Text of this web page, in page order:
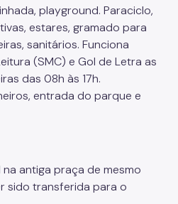
Ambiental
de Conduta
playground. Paraciclo,
estares, gramado para
sanitários. Funciona
(SMC) e Gol de Letra as
das 08h às 17h.
entrada do parque e
antiga praça de mesmo
sido transferida para o